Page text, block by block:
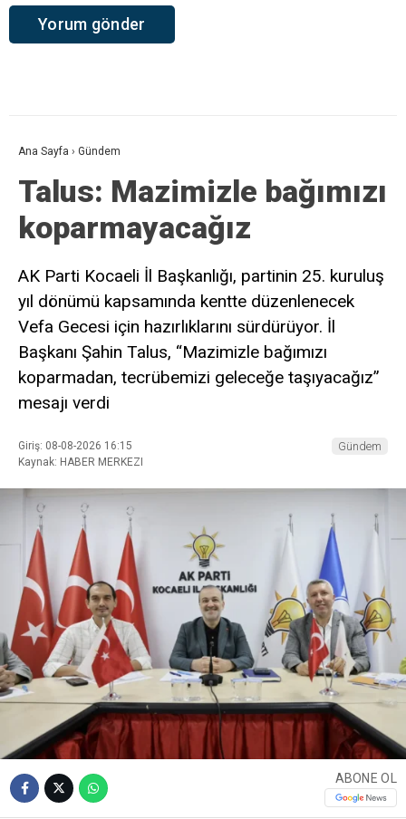
Ana Sayfa › Gündem
Talus: Mazimizle bağımızı
koparmayacağız
AK Parti Kocaeli İl Başkanlığı, partinin 25. kuruluş
yıl dönümü kapsamında kentte düzenlenecek
Vefa Gecesi için hazırlıklarını sürdürüyor. İl
Başkanı Şahin Talus, “Mazimizle bağımızı
koparmadan, tecrübemizi geleceğe taşıyacağız”
mesajı verdi
Giriş: 08-08-2026 16:15
Kaynak: HABER MERKEZI
Gündem
ABONE OL